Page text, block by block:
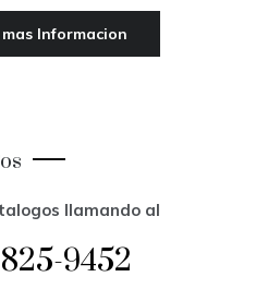
llamando al
9452